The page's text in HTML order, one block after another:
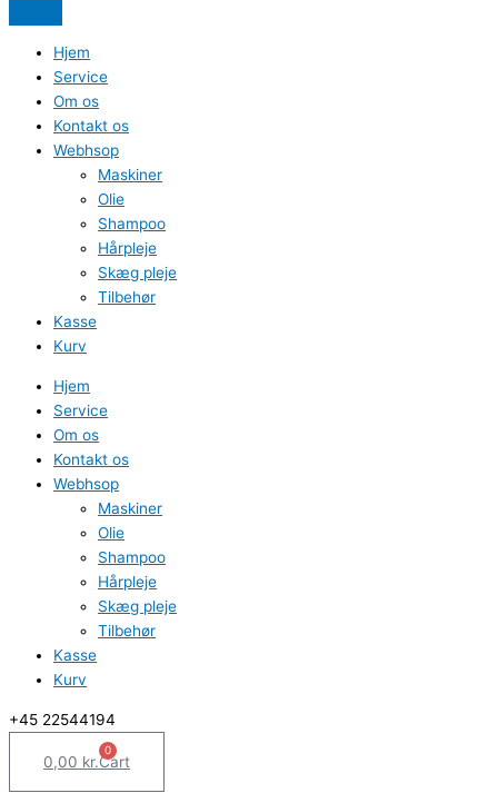
Hjem
Service
Om os
Kontakt os
Webhsop
Maskiner
Olie
Shampoo
Hårpleje
Skæg pleje
Tilbehør
Kasse
Kurv
Hjem
Service
Om os
Kontakt os
Webhsop
Maskiner
Olie
Shampoo
Hårpleje
Skæg pleje
Tilbehør
Kasse
Kurv
‪+45 22544194
0,00 kr.
0
Cart